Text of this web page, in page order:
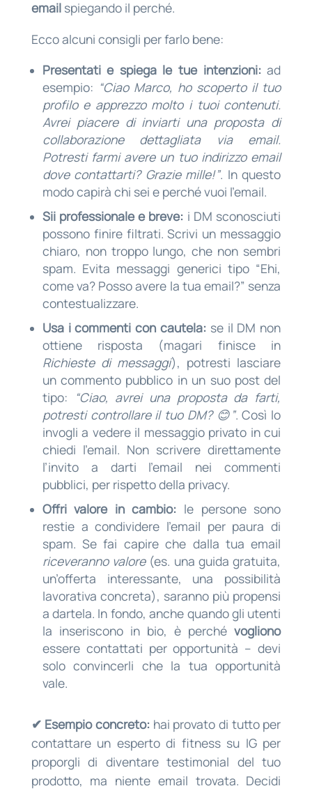
emailspiegando il perché.
Ecco alcuni consigli per farlo bene:
Presentati e spiega le tue intenzioni:ad
esempio: “Ciao Marco, ho scoperto il tuo
profilo e apprezzo molto i tuoi contenuti.
Avrei piacere di inviarti una proposta di
collaborazione dettagliata via email.
Potresti farmi avere un tuo indirizzo email
dove contattarti? Grazie mille!”. In questo
modo capirà chi sei e perché vuoi l’email.
Sii professionale e breve: i DM sconosciuti
possono finire filtrati. Scrivi un messaggio
chiaro, non troppo lungo, che non sembri
spam. Evita messaggi generici tipo “Ehi,
come va? Posso avere la tua email?” senza
contestualizzare.
Usa i commenti con cautela: se il DM non
ottiene risposta (magari finisce in
Richieste di messaggi), potresti lasciare
un commento pubblico in un suo post del
tipo: “Ciao, avrei una proposta da farti,
potresti controllare il tuo DM? 😊”. Così lo
invogli a vedere il messaggio privato in cui
chiedi l’email. Non scrivere direttamente
l’invito a darti l’email nei commenti
pubblici, per rispetto della privacy.
Offri valore in cambio: le persone sono
restie a condividere l’email per paura di
spam. Se fai capire che dalla tua email
riceveranno valore(es. una guida gratuita,
un’offerta interessante, una possibilità
lavorativa concreta), saranno più propensi
a dartela. In fondo, anche quando gli utenti
la inseriscono in bio, è perchévogliono
essere contattati per opportunità – devi
solo convincerli che la tua opportunità
vale.
✔ Esempio concreto: hai provato di tutto per
contattare un esperto di fitness su IG per
proporgli di diventare testimonial del tuo
prodotto, ma niente email trovata. Decidi